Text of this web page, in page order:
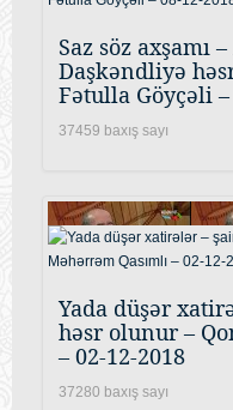
Saz söz axşamı
Daşkəndliyə
Fətulla Göyçəli –
37459 baxış sayı
Yada düşər
həsr olunur –
– 02-12-2018
37280 baxış sayı